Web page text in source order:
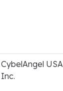
CybelAngel USA
Inc.